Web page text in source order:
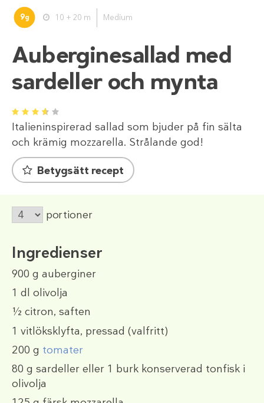
9g 10 + 20 m Medium
Auberginesallad med
sardeller och mynta
1 2 3 4 5
Italieninspirerad sallad som bjuder på fin sälta
och krämig mozzarella. Strålande god!
Betygsätt recept
portioner
Ingredienser
900 g auberginer
1 dl olivolja
½ citron, saften
1 vitlöksklyfta, pressad (valfritt)
200 g tomater
80 g sardeller eller 1 burk konserverad tonfisk i
olivolja